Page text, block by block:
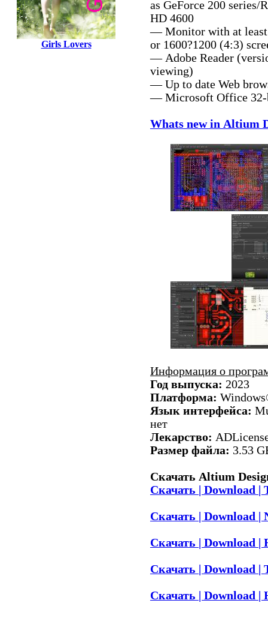
Girls Lovers
as GeForce 200 series/
HD 4600
— Monitor with at least
or 1600?1200 (4:3)
— Adobe Reader
viewing)
— Up to date Web
— Microsoft Office
Whats new in Altium
Информация о
Год выпуска: 2023
Платформа:
Язык интерфейса:
нет
Лекарство:
Размер файла: 3.53
Скачать Altium
Скачать | Download |
Скачать | Download
Скачать | Download |
Скачать | Download |
Скачать | Download |